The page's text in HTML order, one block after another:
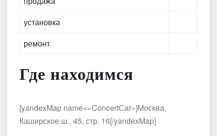
установка
ремонт
Где находимся
[yandexMap name=»ConcertСar»]Москва,
Каширское ш., 45, стр. 16[/yandexMap]